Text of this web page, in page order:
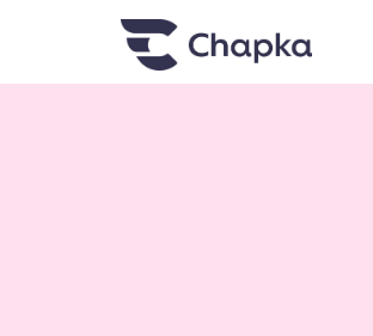
Chapka Assurances